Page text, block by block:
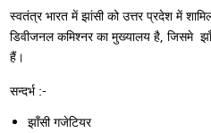
स्वतंत्र भारत में झांसी को उत्तर प्रदेश में
डिवीजनल कमिश्नर का मुख्यालय है, जिसमे
हैं।
सन्दर्भ :-
झाँसी गजेटियर